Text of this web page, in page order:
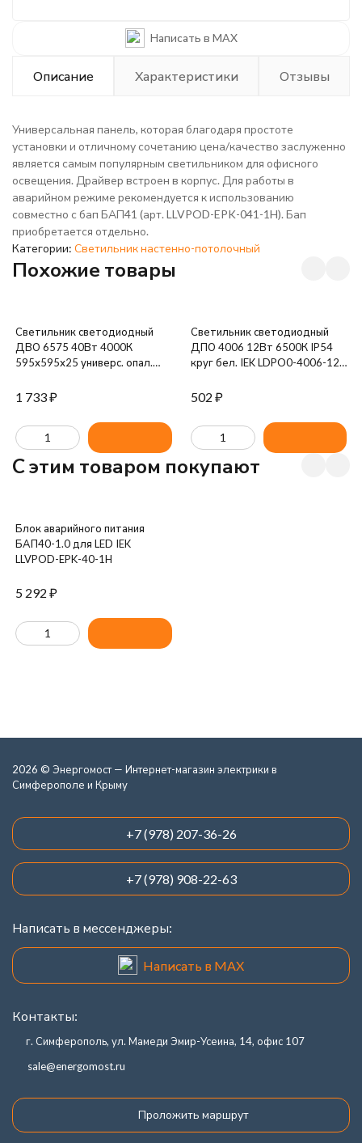
Написать в MAX
Описание Характеристики Отзывы
Универсальная панель, которая благодаря простоте
установки и отличному сочетанию цена/качество заслуженно
является самым популярным светильником для офисного
освещения. Драйвер встроен в корпус. Для работы в
аварийном режиме рекомендуется к использованию
совместно с бап БАП41 (арт. LLVPOD-EPK-041-1H). Бап
приобретается отдельно.
Категории: Светильник настенно-потолочный
Похожие товары
Светильник светодиодный
ДВО 6575 40Вт 4000К
595х595х25 универс. опал.
6575-40-4000-K01
1 733₽
Светильник светодиодный
ДПО 4006 12Вт 6500К IP54
круг бел. IEK LDPO0-4006-12-
502 ₽
C этим товаром покупают
Блок аварийного питания
БАП40-1.0 для LED IEK
LLVPOD-EPK-40-1H
5 292 ₽
2026 © Энергомост — Интернет-магазин электрики в
Симферополе и Крыму
+7 (978) 207-36-26
+7 (978) 908-22-63
Написать в мессенджеры:
Написать в MAX
Контакты:
г. Симферополь, ул. Мамеди Эмир-Усеина, 14, офис 107
sale@energomost.ru
Проложить маршрут